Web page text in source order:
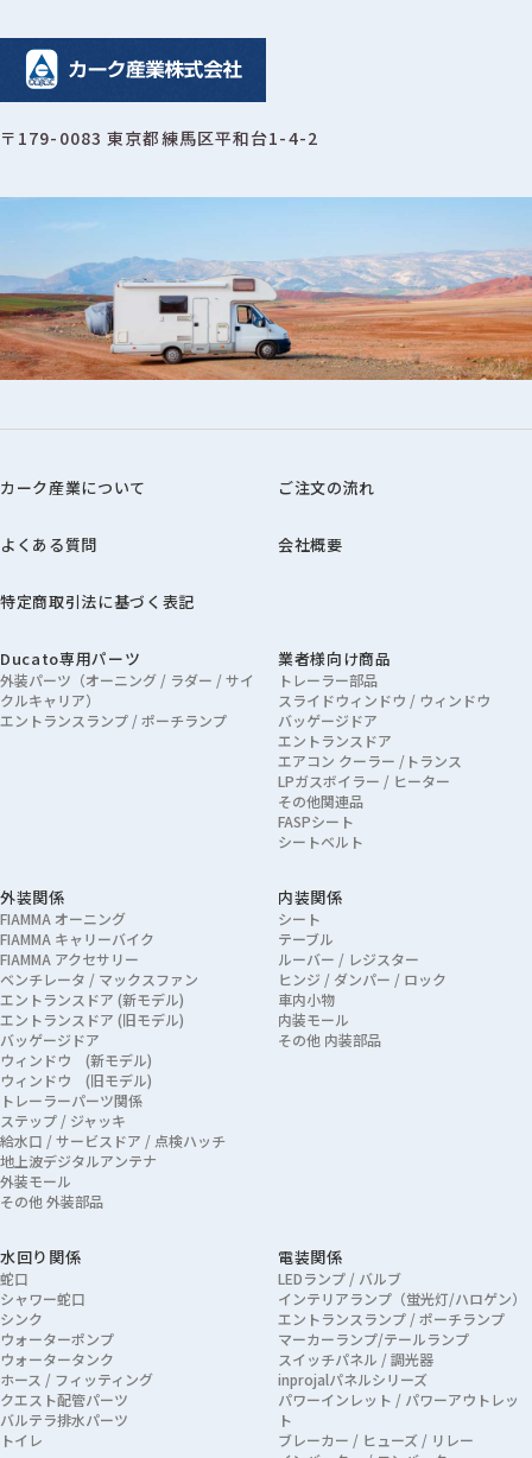
〒179-0083 東京都練馬区平和台1-4-2
カーク産業について ご注文の流れ
よくある質問 会社概要
特定商取引法に基づく表記
Ducato専用パーツ
外装パーツ（オーニング / ラダー / サイ
クルキャリア）
エントランスランプ / ポーチランプ
業者様向け商品
トレーラー部品
スライドウィンドウ / ウィンドウ
バッゲージドア
エントランスドア
エアコン クーラー /トランス
LPガスボイラー / ヒーター
その他関連品
FASPシート
シートベルト
外装関係
FIAMMA オーニング
FIAMMA キャリーバイク
FIAMMA アクセサリー
ベンチレータ / マックスファン
エントランスドア (新モデル)
エントランスドア (旧モデル)
バッゲージドア
ウィンドウ (新モデル)
ウィンドウ (旧モデル)
トレーラーパーツ関係
ステップ / ジャッキ
給水口 / サービスドア / 点検ハッチ
地上波デジタルアンテナ
外装モール
その他 外装部品
内装関係
シート
テーブル
ルーバー / レジスター
ヒンジ / ダンパー / ロック
車内小物
内装モール
その他 内装部品
水回り関係
蛇口
シャワー蛇口
シンク
ウォーターポンプ
ウォータータンク
ホース / フィッティング
クエスト配管パーツ
バルテラ排水パーツ
トイレ
電装関係
LEDランプ / バルブ
インテリアランプ（蛍光灯/ハロゲン）
エントランスランプ / ポーチランプ
マーカーランプ/テールランプ
スイッチパネル / 調光器
inprojalパネルシリーズ
パワーインレット / パワーアウトレッ
ト
ブレーカー / ヒューズ / リレー